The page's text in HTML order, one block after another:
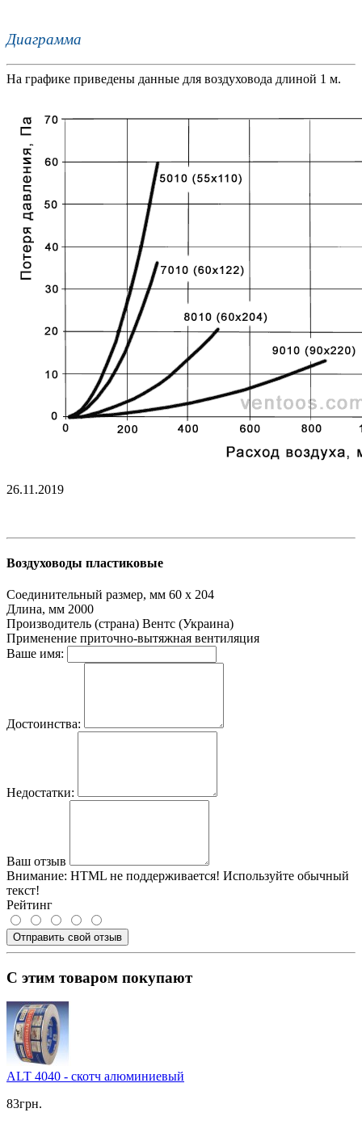
Диаграмма
На графике приведены данные для воздуховода длиной 1 м.
26.11.2019
Воздуховоды пластиковые
Соединительный размер, мм 60 х 204
Длина, мм 2000
Производитель (страна) Вентс (Украина)
Применение приточно-вытяжная вентиляция
Ваше имя:
Достоинства:
Недостатки:
Ваш отзыв
Внимание: HTML не поддерживается! Используйте обычный
текст!
Рейтинг
Отправить свой отзыв
С этим товаром покупают
ALT 4040 - скотч алюминиевый
83грн.